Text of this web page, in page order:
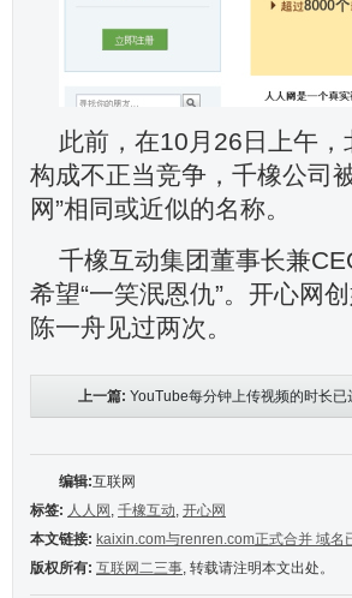
此前，在10月26日上午
构成不正当竞争，千橡公司
网”相同或近似的名称。
千橡互动集团董事长兼
希望“一笑泯恩仇”。开心网
陈一舟见过两次。
上一篇: YouTube每分钟上传视频的时长已
编辑:互联网
标签: 人人网 , 千橡互动, 开心网
本文链接: kaixin.com与renren.com正式合并 域名
版权所有: 互联网二三事, 转载请注明本文出处。